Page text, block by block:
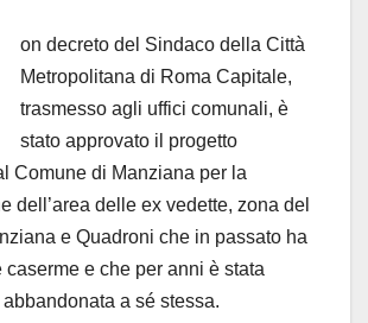
on decreto del Sindaco della Città
Metropolitana di Roma Capitale,
trasmesso agli uffici comunali, è
stato approvato il progetto
Comune di Manziana per la
dell’area delle ex vedette, zona del
e Quadroni che in passato ha
e che per anni è stata
abbandonata a sé stessa.